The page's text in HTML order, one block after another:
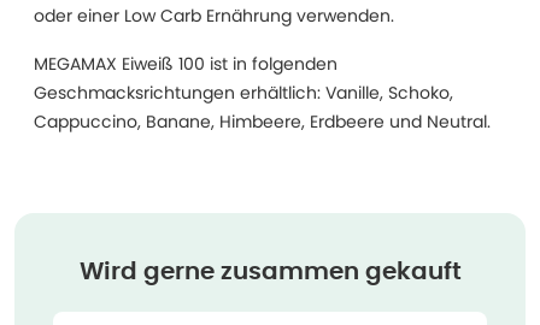
oder einer Low Carb Ernährung verwenden.
MEGAMAX Eiweiß 100 ist in folgenden
Geschmacksrichtungen erhältlich: Vanille, Schoko,
Cappuccino, Banane, Himbeere, Erdbeere und Neutral.
Wird gerne zusammen gekauft